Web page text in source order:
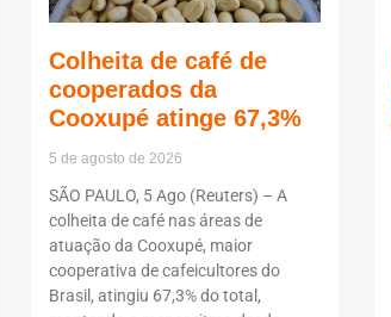
Colheita de café de
cooperados da
Cooxupé atinge 67,3%
5 de agosto de 2026
SÃO PAULO, 5 Ago (Reuters) – A
colheita de café nas áreas de
atuação da Cooxupé, maior
cooperativa de cafeicultores do
Brasil, atingiu 67,3% do total,